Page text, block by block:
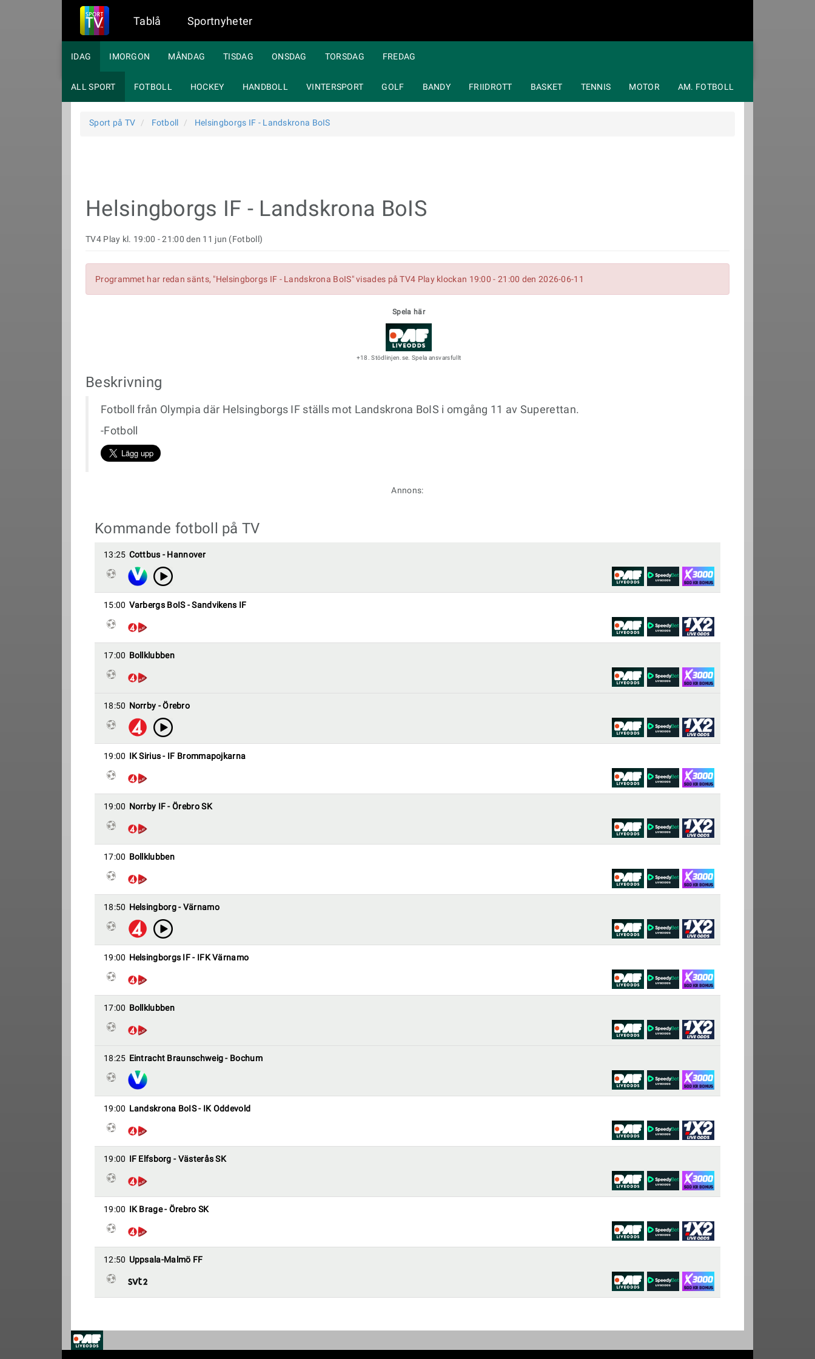
Tablå Sportnyheter
IDAG IMORGON MÅNDAG TISDAG ONSDAG TORSDAG FREDAG
ALL SPORT FOTBOLL HOCKEY HANDBOLL VINTERSPORT GOLF BANDY FRIIDROTT BASKET TENNIS MOTOR AM. FOTBOLL
Sport på TV Fotboll Helsingborgs IF - Landskrona BoIS
Helsingborgs IF - Landskrona BoIS
TV4 Play kl. 19:00 - 21:00 den 11 jun (Fotboll)
Programmet har redan sänts, "Helsingborgs IF - Landskrona BoIS" visades på TV4 Play klockan 19:00 - 21:00 den 2026-06-11
Spela här
+18. Stödlinjen.se. Spela ansvarsfullt
Beskrivning
Fotboll från Olympia där Helsingborgs IF ställs mot Landskrona BoIS i omgång 11 av Superettan.
-Fotboll
Annons:
Kommande fotboll på TV
13:25 Cottbus - Hannover
15:00 Varbergs BoIS - Sandvikens IF
17:00 Bollklubben
18:50 Norrby - Örebro
19:00 IK Sirius - IF Brommapojkarna
19:00 Norrby IF - Örebro SK
17:00 Bollklubben
18:50 Helsingborg - Värnamo
19:00 Helsingborgs IF - IFK Värnamo
17:00 Bollklubben
18:25 Eintracht Braunschweig - Bochum
19:00 Landskrona BoIS - IK Oddevold
19:00 IF Elfsborg - Västerås SK
19:00 IK Brage - Örebro SK
12:50 Uppsala-Malmö FF